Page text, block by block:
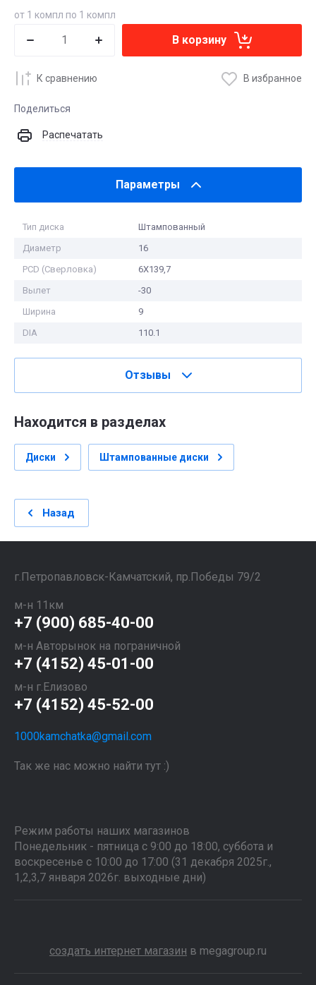
от 1 компл по 1 компл
В корзину
К сравнению В избранное
Поделиться
Распечатать
Параметры
Тип диска
Штампованный
Диаметр
16
PCD (Сверловка)
6X139,7
Вылет
-30
Ширина
9
DIA
110.1
Отзывы
Находится в разделах
Диски Штампованные диски
Назад
​​​​​​​г.Петропавловск-Камчатский, пр.Победы 79/2
м-н 11км
+7 (900) 685-40-00
м-н Авторынок на пограничной
+7 (4152) 45-01-00
м-н г.Елизово
+7 (4152) 45-52-00
1000kamchatka@gmail.com
Так же нас можно найти тут :)
Режим работы наших магазинов
Понедельник - пятница с 9:00 до 18:00, суббота и
воскресенье с 10:00 до 17:00 (31 декабря 2025г.,
1,2,3,7 января 2026г. выходные дни)
создать интернет магазин в megagroup.ru